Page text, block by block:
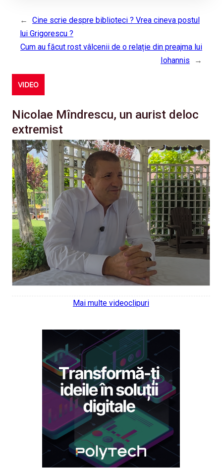
←
Cine scrie despre biblioteci ? Vrea cineva postul
lui Grigorescu ?
Cum au făcut rost vâlcenii de o relație din preajma lui
Iohannis
→
VIDEO
Nicolae Mîndrescu, un aurist deloc
extremist
Mai multe videoclipuri